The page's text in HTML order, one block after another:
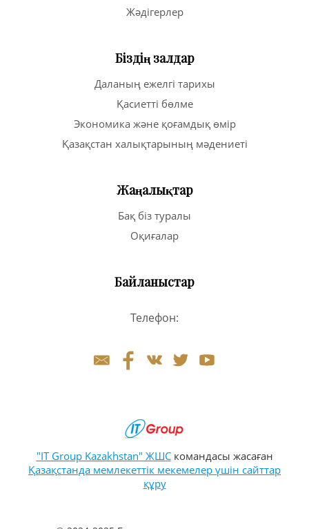
Жәдігерлер
Біздің залдар
Даланың ежелгі тарихы
Қасиетті бөлме
Экономика және қоғамдық өмір
Қазақстан халықтарының мәдениеті
Жаңалықтар
Бақ біз туралы
Оқиғалар
Байланыстар
Телефон:
"IT Group Kazakhstan" ЖШСкомандасы жасаған
Қазақстанда мемлекеттік мекемелер үшін сайттар
құру